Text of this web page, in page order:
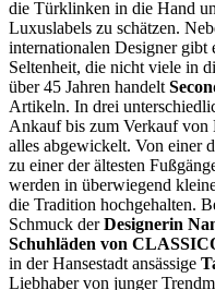
die Türklinken in die Hand
Luxuslabels zu schätzen.
internationalen Designer
Seltenheit, die nicht viele in
über 45 Jahren handelt
Artikeln. In drei
Ankauf bis zum Verkauf von
alles abgewickelt. Von einer
zu einer der ältesten
werden in überwiegend
die Tradition hochgehalten.
Schmuck derDesignerin
Schuhläden von
in der Hansestadt ansässige
Liebhaber von junger